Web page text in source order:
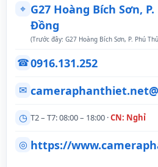
⌖ G27 Hoàng Bích Sơn,
Đồng
(Trước đây: G27 Hoàng Bích Sơn, P. Phú
☎0916.131.252
✉
◷ T2 – T7: 08:00 – 18:00 ·CN: Nghỉ
◎ https://